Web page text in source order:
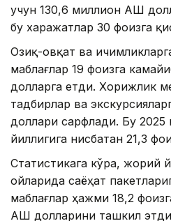
учун 130,6 миллион АҚШ
бу харажатлар 30 фоизга
Озиқ-овқат ва
маблағлар 19 фоизга
долларга етди. Хорижлик
тадбирлар ва
доллари сарфлади. Бу
йиллигига нисбатан 21,3
Статистикага кўра, жорий
ойларида саёҳат
маблағлар ҳажми 18,2
АҚШ долларини ташкил